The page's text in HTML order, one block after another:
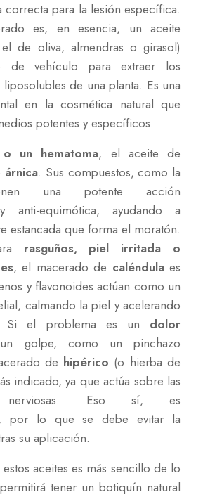
correcta para la lesión específica.
es, en esencia, un aceite
de oliva, almendras o girasol)
de vehículo para extraer los
de una planta. Es una
en la cosmética natural que
potentes y específicos.
un hematoma, el aceite de
árnica. Sus compuestos, como la
una potente acción
anti-equimótica, ayudando a
estancada que forma el moratón.
rasguños, piel irritada o
, el macerado de caléndulaes
y flavonoides actúan como un
calmando la piel y acelerando
Si el problema es un dolor
golpe, como un pinchazo
de hipérico (o hierba de
indicado, ya que actúa sobre las
nerviosas. Eso sí, es
por lo que se debe evitar la
su aplicación.
aceites es más sencillo de lo
tener un botiquín natural